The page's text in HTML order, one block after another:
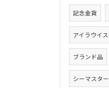
記念金貨
アイラウイ
ブランド品
シーマスター